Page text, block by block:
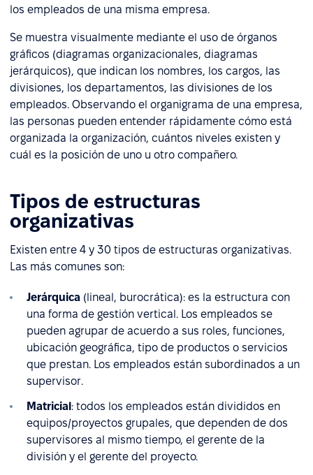
los empleados de una misma empresa.
Se muestra visualmente mediante el uso de órganos
gráficos (diagramas organizacionales, diagramas
jerárquicos), que indican los nombres, los cargos, las
divisiones, los departamentos, las divisiones de los
empleados. Observando el organigrama de una empresa,
las personas pueden entender rápidamente cómo está
organizada la organización, cuántos niveles existen y
cuál es la posición de uno u otro compañero.
Tipos de estructuras
organizativas
Existen entre 4 y 30 tipos de estructuras organizativas.
Las más comunes son:
Jerárquica (lineal, burocrática): es la estructura con
una forma de gestión vertical. Los empleados se
pueden agrupar de acuerdo a sus roles, funciones,
ubicación geográfica, tipo de productos o servicios
que prestan. Los empleados están subordinados a un
supervisor.
Matricial: todos los empleados están divididos en
equipos/proyectos grupales, que dependen de dos
supervisores al mismo tiempo, el gerente de la
división y el gerente del proyecto.